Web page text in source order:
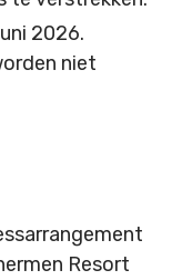
2026.
niet
Resort